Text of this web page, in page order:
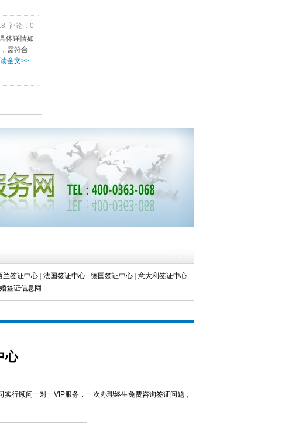
评论：0
体详情如
需符合
全文>>
兰签证中心 法国签证中心 德国签证中心
意大利签证中心
签证信息网
心
行顾问一对一VIP服务，一次办理终生免费咨询签证问题，